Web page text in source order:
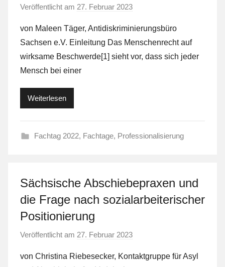
Veröffentlicht am 27. Februar 2023
n
L
a
von Maleen Täger, Antidiskriminierungsbüro
Sachsen e.V. Einleitung Das Menschenrecht auf
wirksame Beschwerde[1] sieht vor, dass sich jeder
Mensch bei einer
Weiterlesen
Fachtag 2022, Fachtage, Professionalisierung
Sächsische Abschiebepraxen und
die Frage nach sozialarbeiterischer
Positionierung
Veröffentlicht am 27. Februar 2023
n
von Christina Riebesecker, Kontaktgruppe für Asyl